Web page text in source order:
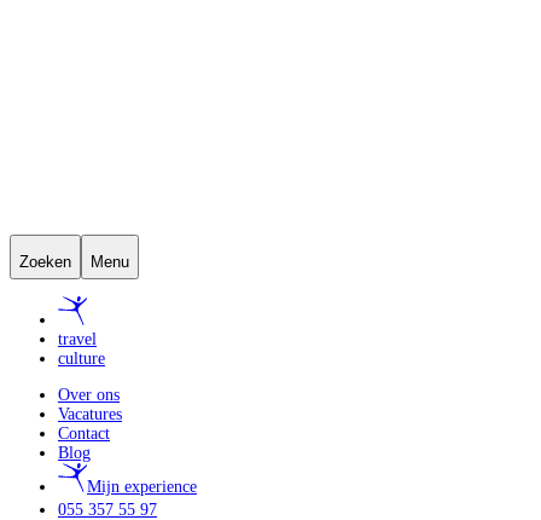
Zoeken Menu
travel
culture
Over ons
Vacatures
Contact
Blog
Mijn experience
055 357 55 97